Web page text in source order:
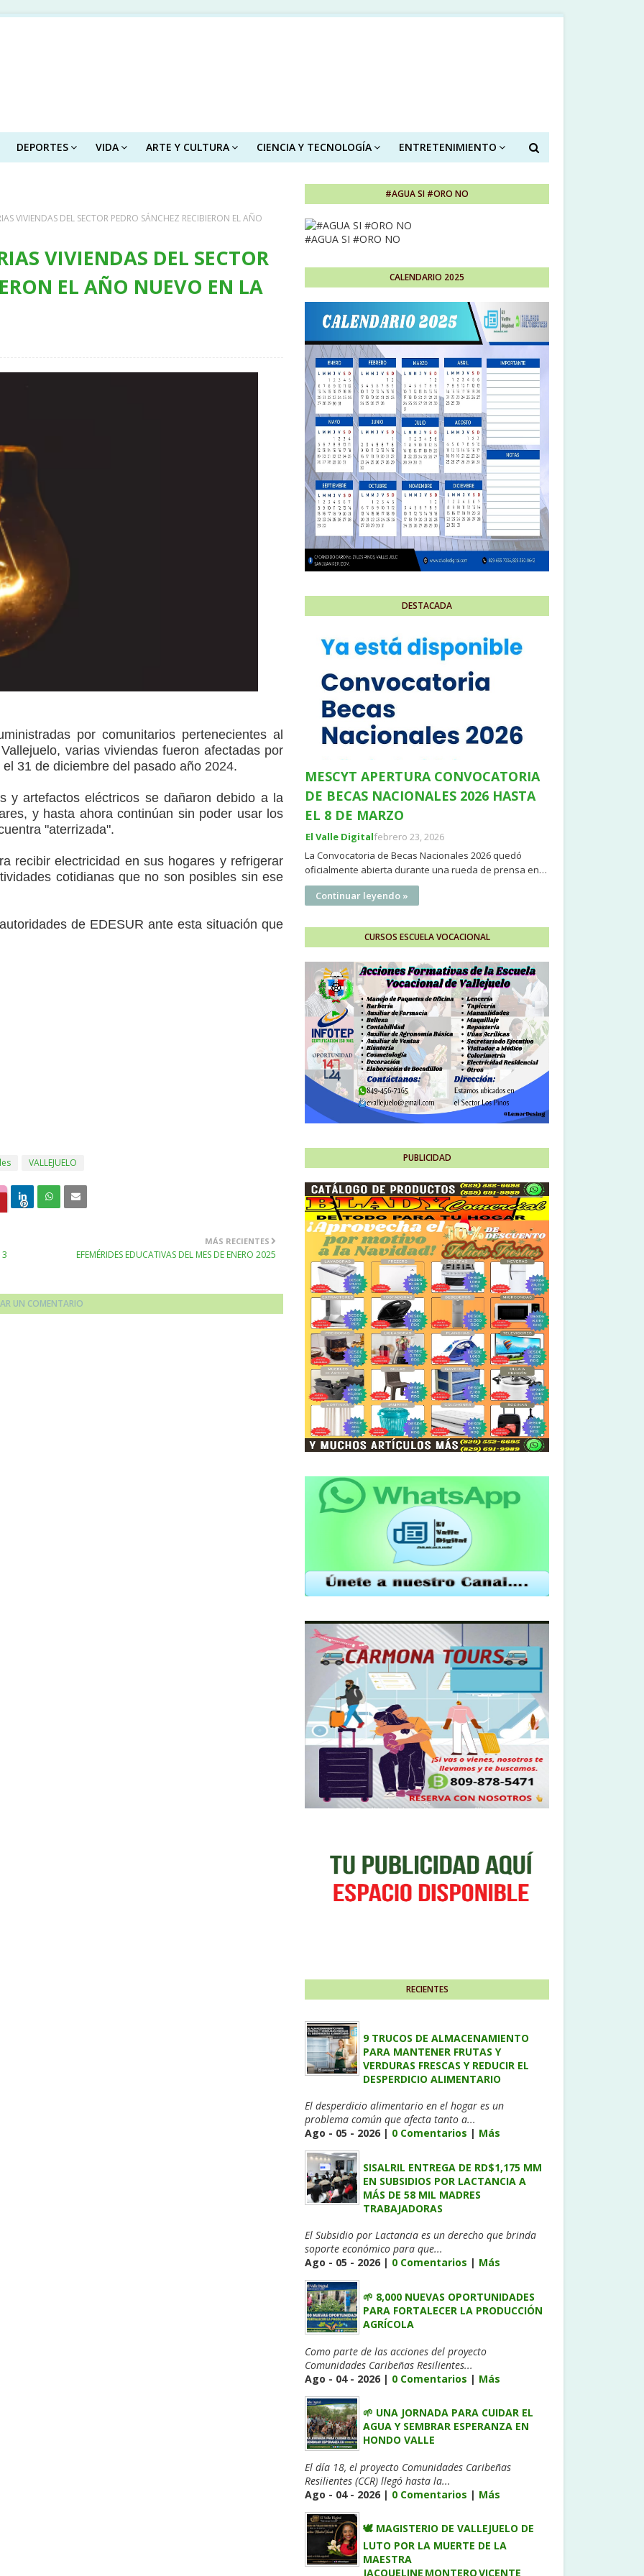
DEPORTES VIDA ARTE Y CULTURA CIENCIA Y TECNOLOGÍA ENTRETENIMIENTO
VIVIENDAS DEL SECTOR PEDRO SÁNCHEZ RECIBIERON EL AÑO
VIVIENDAS DEL SECTOR
EL AÑO NUEVO EN LA
por comunitarios pertenecientes al
varias viviendas fueron afectadas por
31 de diciembre del pasado año 2024.
y artefactos eléctricos se dañaron debido a la
y hasta ahora continúan sin poder usar los
"aterrizada".
recibir electricidad en sus hogares y refrigerar
cotidianas que no son posibles sin ese
de EDESUR ante esta situación que
VALLEJUELO
MÁS RECIENTES
EFEMÉRIDES EDUCATIVAS DEL MES DE ENERO 2025
UN COMENTARIO
#AGUA SI #ORO NO
#AGUA SI #ORO NO
CALENDARIO 2025
DESTACADA
MESCYT APERTURA CONVOCATORIA
DE BECAS NACIONALES 2026 HASTA
EL 8 DE MARZO
El Valle Digitalfebrero 23, 2026
La Convocatoria de Becas Nacionales 2026 quedó
oficialmente abierta durante una rueda de prensa en…
Continuar leyendo »
CURSOS ESCUELA VOCACIONAL
PUBLICIDAD
RECIENTES
9 TRUCOS DE ALMACENAMIENTO
PARA MANTENER FRUTAS Y
VERDURAS FRESCAS Y REDUCIR EL
DESPERDICIO ALIMENTARIO
El desperdicio alimentario en el hogar es un
problema común que afecta tanto a...
Ago - 05 - 2026 | 0 Comentarios | Más
SISALRIL ENTREGA DE RD$1,175 MM
EN SUBSIDIOS POR LACTANCIA A
MÁS DE 58 MIL MADRES
TRABAJADORAS
El Subsidio por Lactancia es un derecho que brinda
soporte económico para que...
Ago - 05 - 2026 | 0 Comentarios | Más
🌱 8,000 NUEVAS OPORTUNIDADES
PARA FORTALECER LA PRODUCCIÓN
AGRÍCOLA
Como parte de las acciones del proyecto
Comunidades Caribeñas Resilientes...
Ago - 04 - 2026 | 0 Comentarios | Más
🌱 UNA JORNADA PARA CUIDAR EL
AGUA Y SEMBRAR ESPERANZA EN
HONDO VALLE
El día 18, el proyecto Comunidades Caribeñas
Resilientes (CCR) llegó hasta la...
Ago - 04 - 2026 | 0 Comentarios | Más
🕊️ MAGISTERIO DE VALLEJUELO DE
LUTO POR LA MUERTE DE LA
MAESTRA
JACQUELINE MONTERO VICENTE